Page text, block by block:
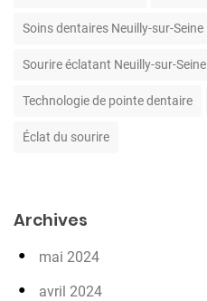
Soins dentaires Neuilly-sur-Seine
Sourire éclatant Neuilly-sur-Seine
Technologie de pointe dentaire
Éclat du sourire
Archives
mai 2024
avril 2024